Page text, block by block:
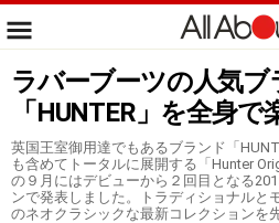
ラバーブーツの人気ブ
「HUNTER」を全身で
英国王室御用達でもあるブランド「
も含めてトータルに展開する「Hunter
の９月にはデビューから２回目となる
ンで発表しました。トラディショナルと
のネオクラシックな最新コレクションを